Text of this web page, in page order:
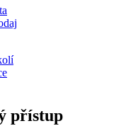
přístup